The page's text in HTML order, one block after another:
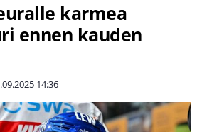
karmea
ennen kauden
14:36